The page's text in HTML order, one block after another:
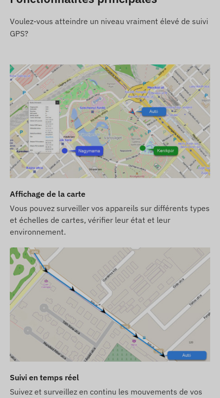
logiciel mais sans carte SIM, il vous est remis
carte SIM restent à votre charge.
Si vous achetez l’appareil, l’abonnement logiciel
et la carte SIM chez nous, tout est fourni
entièrement configuré et opérationnel, et nous
nous chargeons de l’entretien de la carte SIM –
vous n’avez rien à faire.
Avec un abonnement logiciel, si vous souhaitez
utiliser les alertes SMS en plus des notifications
par email, achetez une carte SMS dans notre
associés.
Les descriptions et les images des appareils sur le
site Web sont basées sur les informations
exactes et exemptes d'erreurs. Le fabricant se
réserve le droit de modifier certains paramètres
du produit ou de son emballage sans préavis - la
mise à jour de ces informations sur notre site Web
se fait après détection et évaluation de ces
modifications.
Voulez-vous atteindre un niveau vraiment élevé de suivi
GPS?
Affichage de la carte
Vous pouvez surveiller vos appareils sur différents types
et échelles de cartes, vérifier leur état et leur
environnement.
Suivi en temps réel
Suivez et surveillez en continu les mouvements de vos